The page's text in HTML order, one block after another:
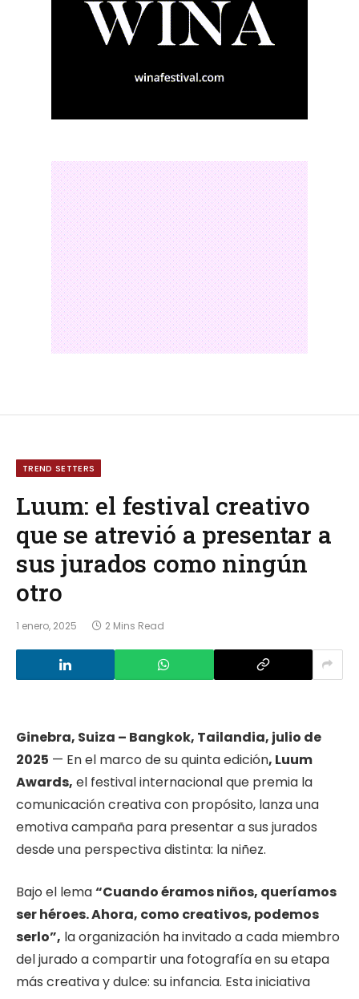
TREND SETTERS
Luum: el festival creativo
que se atrevió a presentar a
sus jurados como ningún
otro
1 enero, 2025 2 Mins Read
Ginebra, Suiza – Bangkok, Tailandia, julio de
2025 — En el marco de su quinta edición, Luum
Awards, el festival internacional que premia la
comunicación creativa con propósito, lanza una
emotiva campaña para presentar a sus jurados
desde una perspectiva distinta: la niñez.
Bajo el lema“Cuando éramos niños, queríamos
ser héroes. Ahora, como creativos, podemos
serlo”, la organización ha invitado a cada miembro
del jurado a compartir una fotografía en su etapa
más creativa y dulce: su infancia. Esta iniciativa